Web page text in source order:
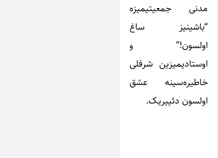
مدنی جمعیتیمیزه
“باشینیز ساغ
اولسون!” و
اوستادیمیزین شرفلی
خاطیره‌سینه عشق
اولسون دئییریک.